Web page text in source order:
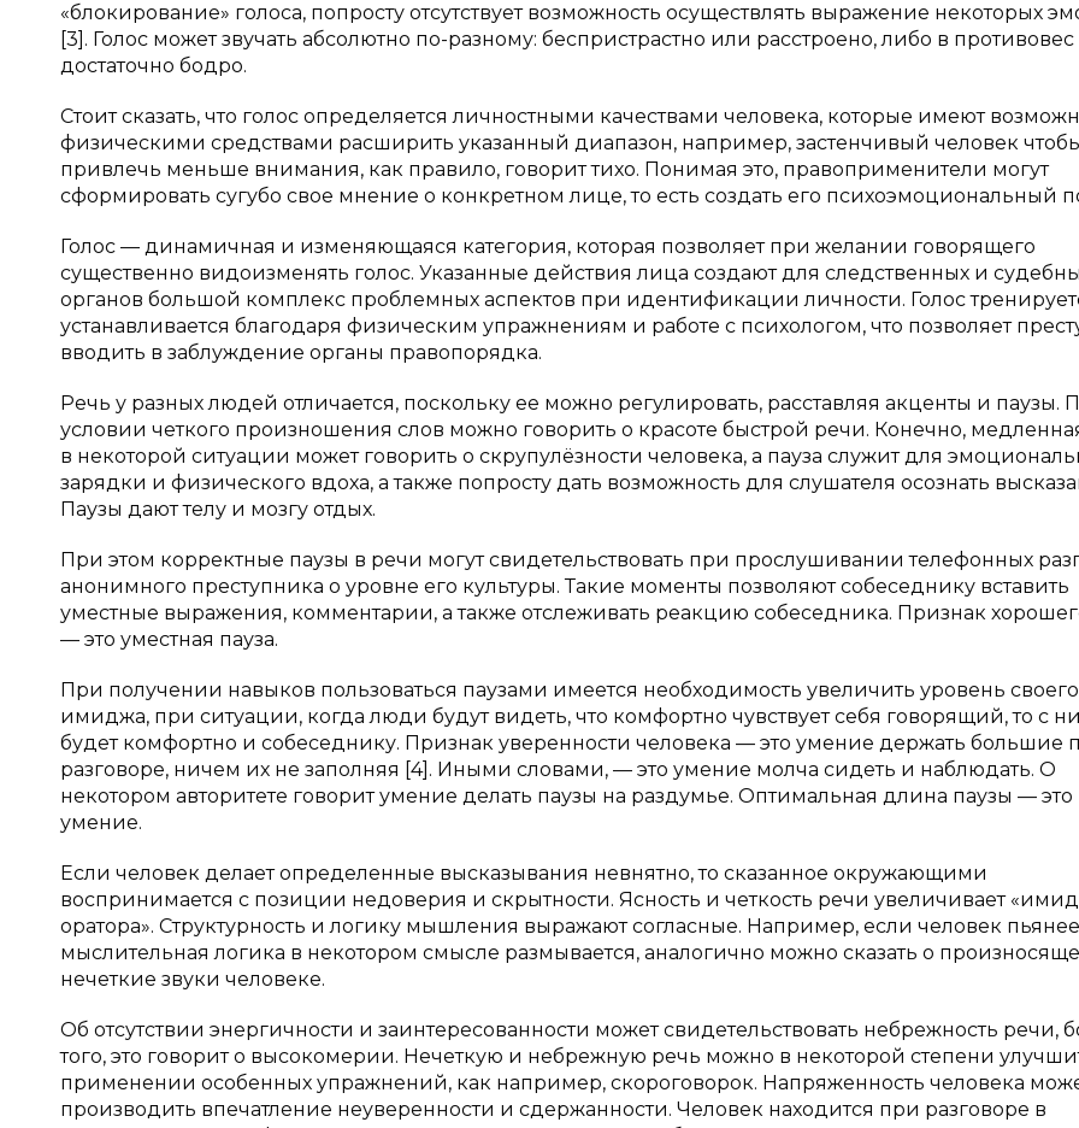
«блокирование» голоса, попросту отсутствует возможность осуществлять выражение некоторых
[3]. Голос может звучать абсолютно по-разному: беспристрастно или расстроено, либо в противовес
достаточно бодро.
Стоит сказать, что голос определяется личностными качествами человека, которые имеют
физическими средствами расширить указанный диапазон, например, застенчивый человек
привлечь меньше внимания, как правило, говорит тихо. Понимая это, правоприменители могут
сформировать сугубо свое мнение о конкретном лице, то есть создать его психоэмоциональный
Голос — динамичная и изменяющаяся категория, которая позволяет при желании говорящего
существенно видоизменять голос. Указанные действия лица создают для следственных и
органов большой комплекс проблемных аспектов при идентификации личности. Голос
устанавливается благодаря физическим упражнениям и работе с психологом, что позволяет
вводить в заблуждение органы правопорядка.
Речь у разных людей отличается, поскольку ее можно регулировать, расставляя акценты и паузы.
условии четкого произношения слов можно говорить о красоте быстрой речи. Конечно,
в некоторой ситуации может говорить о скрупулёзности человека, а пауза служит для
зарядки и физического вдоха, а также попросту дать возможность для слушателя осознать
Паузы дают телу и мозгу отдых.
При этом корректные паузы в речи могут свидетельствовать при прослушивании телефонных
анонимного преступника о уровне его культуры. Такие моменты позволяют собеседнику вставить
уместные выражения, комментарии, а также отслеживать реакцию собеседника. Признак
— это уместная пауза.
При получении навыков пользоваться паузами имеется необходимость увеличить уровень своего
имиджа, при ситуации, когда люди будут видеть, что комфортно чувствует себя говорящий, то с
будет комфортно и собеседнику. Признак уверенности человека — это умение держать большие
разговоре, ничем их не заполняя [4]. Иными словами, — это умение молча сидеть и наблюдать. О
некотором авторитете говорит умение делать паузы на раздумье. Оптимальная длина паузы — это
умение.
Если человек делает определенные высказывания невнятно, то сказанное окружающими
воспринимается с позиции недоверия и скрытности. Ясность и четкость речи увеличивает
оратора». Структурность и логику мышления выражают согласные. Например, если человек
мыслительная логика в некотором смысле размывается, аналогично можно сказать о
нечеткие звуки человеке.
Об отсутствии энергичности и заинтересованности может свидетельствовать небрежность речи,
того, это говорит о высокомерии. Нечеткую и небрежную речь можно в некоторой степени
применении особенных упражнений, как например, скороговорок. Напряженность человека
производить впечатление неуверенности и сдержанности. Человек находится при разговоре в